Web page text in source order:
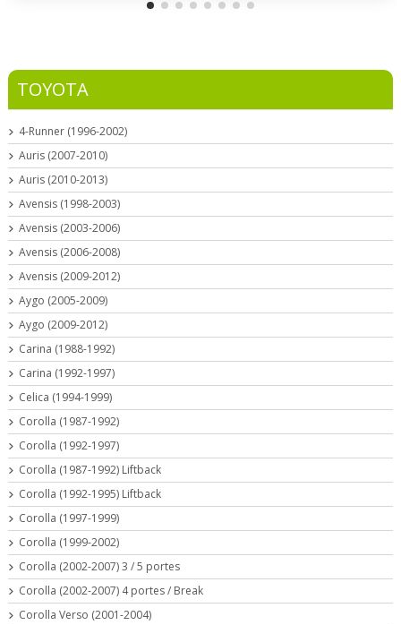
TOYOTA
4-Runner (1996-2002)
Auris (2007-2010)
Auris (2010-2013)
Avensis (1998-2003)
Avensis (2003-2006)
Avensis (2006-2008)
Avensis (2009-2012)
Aygo (2005-2009)
Aygo (2009-2012)
Carina (1988-1992)
Carina (1992-1997)
Celica (1994-1999)
Corolla (1987-1992)
Corolla (1992-1997)
Corolla (1987-1992) Liftback
Corolla (1992-1995) Liftback
Corolla (1997-1999)
Corolla (1999-2002)
Corolla (2002-2007) 3 / 5 portes
Corolla (2002-2007) 4 portes / Break
Corolla Verso (2001-2004)